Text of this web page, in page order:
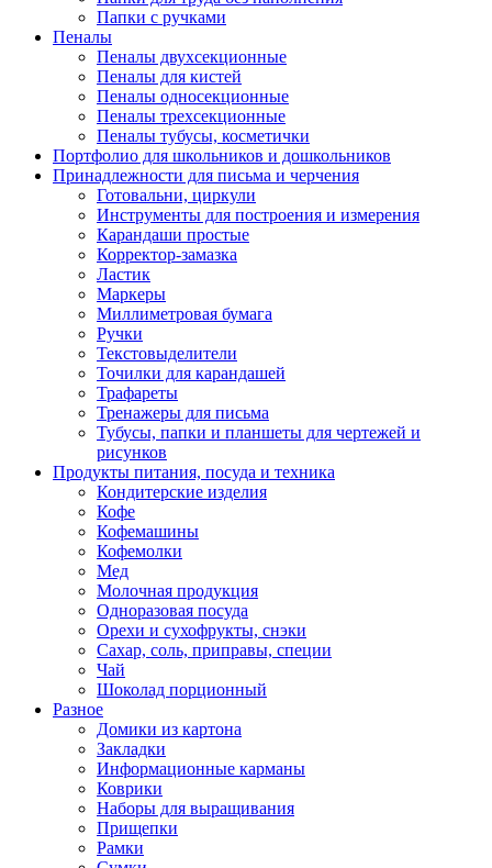
Папки с ручками
Пеналы
Пеналы двухсекционные
Пеналы для кистей
Пеналы односекционные
Пеналы трехсекционные
Пеналы тубусы, косметички
Портфолио для школьников и дошкольников
Принадлежности для письма и черчения
Готовальни, циркули
Инструменты для построения и измерения
Карандаши простые
Корректор-замазка
Ластик
Маркеры
Миллиметровая бумага
Ручки
Текстовыделители
Точилки для карандашей
Трафареты
Тренажеры для письма
Тубусы, папки и планшеты для чертежей и
рисунков
Продукты питания, посуда и техника
Кондитерские изделия
Кофе
Кофемашины
Кофемолки
Мед
Молочная продукция
Одноразовая посуда
Орехи и сухофрукты, снэки
Сахар, соль, приправы, специи
Чай
Шоколад порционный
Разное
Домики из картона
Закладки
Информационные карманы
Коврики
Наборы для выращивания
Прищепки
Рамки